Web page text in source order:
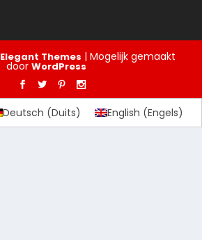
Elegant Themes | Mogelijk gemaakt
door WordPress
Deutsch (Duits) English (Engels)